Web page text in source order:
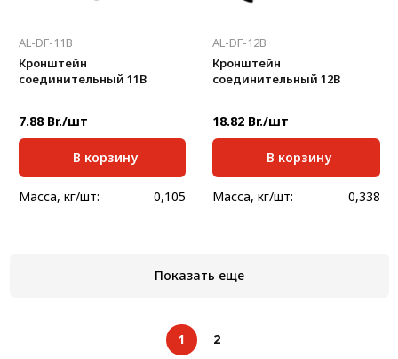
AL-DF-11B
Кронштейн
соединительный 11В
7.88 Br./шт
В корзину
Масса, кг/шт: 0,105
AL-DF-12B
Кронштейн
соединительный 12В
18.82 Br./шт
В корзину
Масса, кг/шт: 0,338
Показать еще
1 2